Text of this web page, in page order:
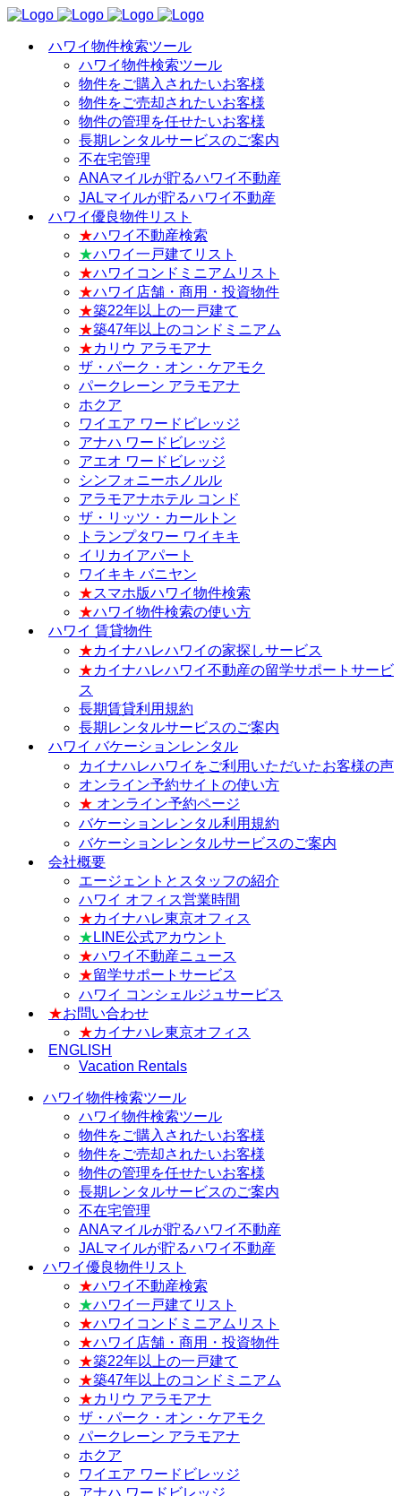
ハワイ物件検索ツール
ハワイ物件検索ツール
物件をご購入されたいお客様
物件をご売却されたいお客様
物件の管理を任せたいお客様
長期レンタルサービスのご案内
不在宅管理
ANAマイルが貯るハワイ不動産
JALマイルが貯るハワイ不動産
ハワイ優良物件リスト
★ハワイ不動産検索
★ハワイ一戸建てリスト
★ハワイコンドミニアムリスト
★ハワイ店舗・商用・投資物件
★築22年以上の一戸建て
★築47年以上のコンドミニアム
★カリウ アラモアナ
ザ・パーク・オン・ケアモク
パークレーン アラモアナ
ホクア
ワイエア ワードビレッジ
アナハ ワードビレッジ
アエオ ワードビレッジ
シンフォニーホノルル
アラモアナホテル コンド
ザ・リッツ・カールトン
トランプタワー ワイキキ
イリカイアパート
ワイキキ バニヤン
★スマホ版ハワイ物件検索
★ハワイ物件検索の使い方
ハワイ 賃貸物件
★カイナハレハワイの家探しサービス
★カイナハレハワイ不動産の留学サポートサービ
ス
長期賃貸利用規約
長期レンタルサービスのご案内
ハワイ バケーションレンタル
カイナハレハワイをご利用いただいたお客様の声
オンライン予約サイトの使い方
★ オンライン予約ページ
バケーションレンタル利用規約
バケーションレンタルサービスのご案内
会社概要
エージェントとスタッフの紹介
ハワイ オフィス営業時間
★カイナハレ東京オフィス
★ LINE公式アカウント
★ハワイ不動産ニュース
★留学サポートサービス
ハワイ コンシェルジュサービス
★お問い合わせ
★カイナハレ東京オフィス
ENGLISH
Vacation Rentals
ハワイ物件検索ツール
ハワイ物件検索ツール
物件をご購入されたいお客様
物件をご売却されたいお客様
物件の管理を任せたいお客様
長期レンタルサービスのご案内
不在宅管理
ANAマイルが貯るハワイ不動産
JALマイルが貯るハワイ不動産
ハワイ優良物件リスト
★ハワイ不動産検索
★ハワイ一戸建てリスト
★ハワイコンドミニアムリスト
★ハワイ店舗・商用・投資物件
★築22年以上の一戸建て
★築47年以上のコンドミニアム
★カリウ アラモアナ
ザ・パーク・オン・ケアモク
パークレーン アラモアナ
ホクア
ワイエア ワードビレッジ
アナハ ワードビレッジ